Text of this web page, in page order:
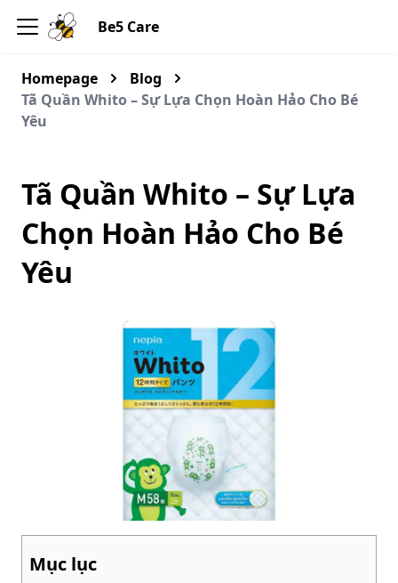
Be5 Care
Homepage
Blog
Tã Quần Whito – Sự Lựa Chọn Hoàn Hảo Cho Bé
Yêu
Tã Quần Whito – Sự Lựa
Chọn Hoàn Hảo Cho Bé
Yêu
Mục lục